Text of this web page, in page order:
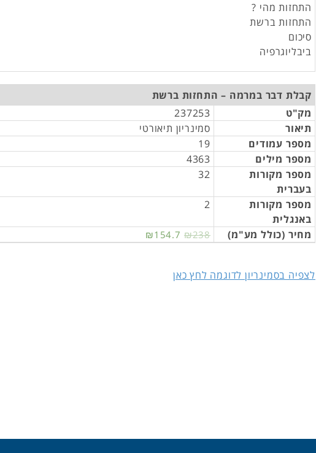
התחזות מהי ?
התחזות ברשת
סיכום
ביבליוגרפיה
קבלת דבר במרמה – התחזות ברשת
מק"ט
237253
תיאור
סמינריון תיאורטי
מספר עמודים
19
מספר מילים
4363
מספר מקורות
בעברית
32
מספר מקורות
באנגלית
2
מחיר (כולל מע"מ) ₪154.7 ₪238
לצפיה בסמינריון לדוגמה לחץ כאן